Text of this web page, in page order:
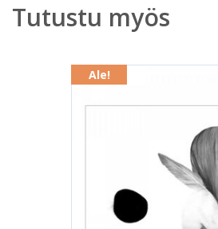
Tutustu myös
Ale!